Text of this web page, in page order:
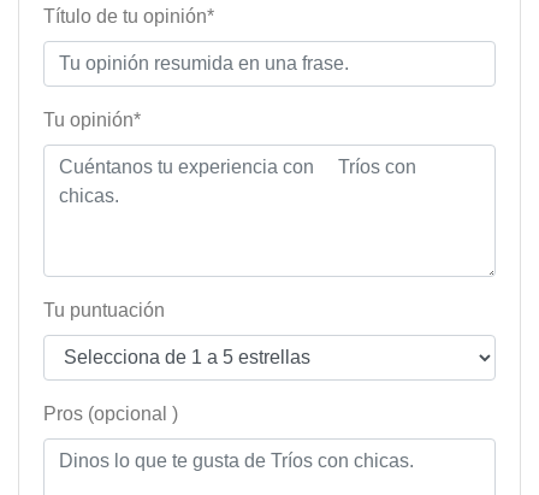
Título de tu opinión*
Tu opinión*
Tu puntuación
Pros (opcional )